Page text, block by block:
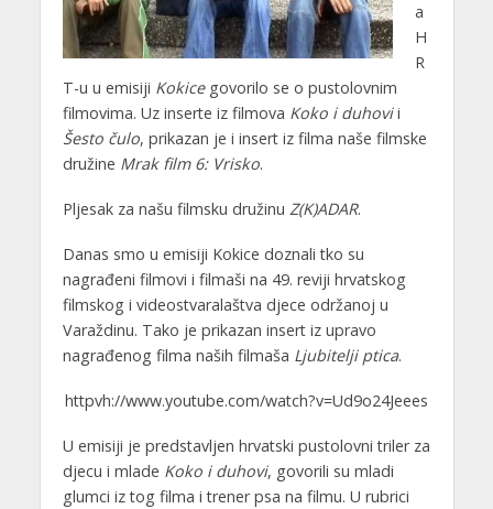
a
H
R
T-u u emisiji Kokicegovorilo se o pustolovnim
filmovima. Uz inserte iz filmova Koko i duhovii
Šesto čulo, prikazan je i insert iz filma naše filmske
družine Mrak film 6: Vrisko.
Pljesak za našu filmsku družinu Z(K)ADAR.
Danas smo u emisiji Kokice doznali tko su
nagrađeni filmovi i filmaši na 49. reviji hrvatskog
filmskog i videostvaralaštva djece održanoj u
Varaždinu. Tako je prikazan insert iz upravo
nagrađenog filma naših filmaša Ljubitelji ptica.
httpvh://www.youtube.com/watch?v=Ud9o24Jeees
U emisiji je predstavljen hrvatski pustolovni triler za
djecu i mlade Koko i duhovi, govorili su mladi
glumci iz tog filma i trener psa na filmu. U rubrici